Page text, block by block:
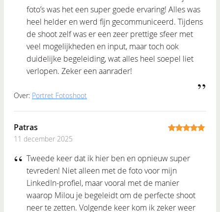
foto’s was het een super goede ervaring! Alles was
heel helder en werd fijn gecommuniceerd. Tijdens
de shoot zelf was er een zeer prettige sfeer met
veel mogelijkheden en input, maar toch ook
duidelijke begeleiding, wat alles heel soepel liet
verlopen. Zeker een aanrader!
Over: Portret Fotoshoot
Patras
11 december 2025
Tweede keer dat ik hier ben en opnieuw super
tevreden! Niet alleen met de foto voor mijn
LinkedIn-profiel, maar vooral met de manier
waarop Milou je begeleidt om de perfecte shoot
neer te zetten. Volgende keer kom ik zeker weer